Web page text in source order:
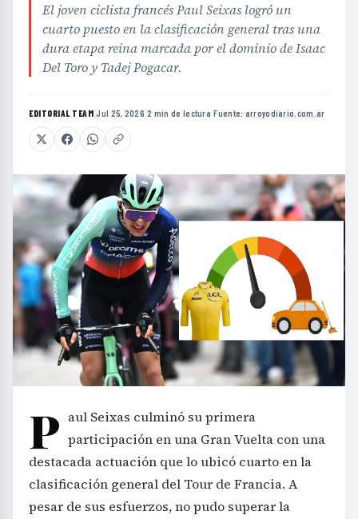
El joven ciclista francés Paul Seixas logró un
cuarto puesto en la clasificación general tras una
dura etapa reina marcada por el dominio de Isaac
Del Toro y Tadej Pogacar.
EDITORIAL TEAM·Jul 25, 2026·2 min de lectura·Fuente: arroyodiario.com.ar
P aul Seixas culminó su primera
participación en una Gran Vuelta con una
destacada actuación que lo ubicó cuarto en la
clasificación general del Tour de Francia. A
pesar de sus esfuerzos, no pudo superar la